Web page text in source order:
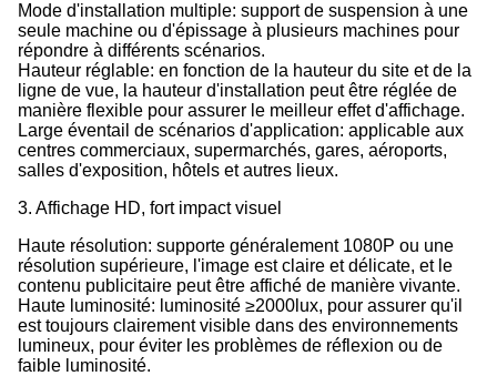
Mode d'installation multiple: support de suspension à une
seule machine ou d'épissage à plusieurs machines pour
répondre à différents scénarios.
Hauteur réglable: en fonction de la hauteur du site et de la
ligne de vue, la hauteur d'installation peut être réglée de
manière flexible pour assurer le meilleur effet d'affichage.
Large éventail de scénarios d'application: applicable aux
centres commerciaux, supermarchés, gares, aéroports,
salles d'exposition, hôtels et autres lieux.
3. Affichage HD, fort impact visuel
Haute résolution: supporte généralement 1080P ou une
résolution supérieure, l'image est claire et délicate, et le
contenu publicitaire peut être affiché de manière vivante.
Haute luminosité: luminosité ≥2000lux, pour assurer qu'il
est toujours clairement visible dans des environnements
lumineux, pour éviter les problèmes de réflexion ou de
faible luminosité.